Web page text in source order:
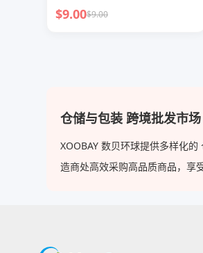
及印刷
$9.00$9.00
仓储与包装 跨境批发市场
XOOBAY 数贝环球提供多样化
造商处高效采购高品质商品，享